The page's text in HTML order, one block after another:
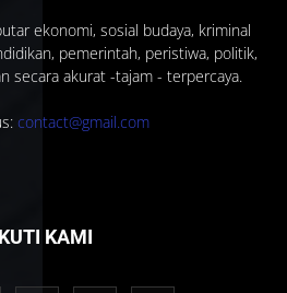
ekonomi, sosial budaya, kriminal
pemerintah, peristiwa, politik,
secara akurat -tajam - terpercaya.
contact@gmail.com
KAMI